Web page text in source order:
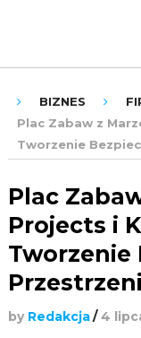
BIZNES
Plac Zabaw z
Tworzenie
Plac
Projects i
Tworzenie
Przestrzeni
by Redakcja/ 4